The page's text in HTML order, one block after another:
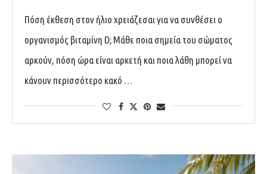
Πόση έκθεση στον ήλιο χρειάζεσαι για να συνθέσει ο
οργανισμός βιταμίνη D; Μάθε ποια σημεία του σώματος
αρκούν, πόση ώρα είναι αρκετή και ποια λάθη μπορεί να
κάνουν περισσότερο κακό …